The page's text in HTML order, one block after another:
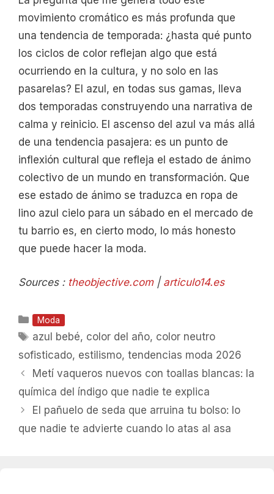
movimiento cromático es más profunda que
una tendencia de temporada: ¿hasta qué punto
los ciclos de color reflejan algo que está
ocurriendo en la cultura, y no solo en las
pasarelas? El azul, en todas sus gamas, lleva
dos temporadas construyendo una narrativa de
calma y reinicio. El ascenso del azul va más allá
de una tendencia pasajera: es un punto de
inflexión cultural que refleja el estado de ánimo
colectivo de un mundo en transformación. Que
ese estado de ánimo se traduzca en ropa de
lino azul cielo para un sábado en el mercado de
tu barrio es, en cierto modo, lo más honesto
que puede hacer la moda.
Sources : theobjective.com| articulo14.es
Categorías
Moda
Etiquetas
azul bebé, color del año, color neutro
sofisticado, estilismo, tendencias moda 2026
Metí vaqueros nuevos con toallas blancas: la
química del índigo que nadie te explica
El pañuelo de seda que arruina tu bolso: lo
que nadie te advierte cuando lo atas al asa